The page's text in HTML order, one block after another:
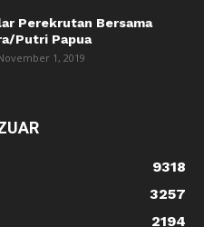
Perekrutan Bersama
Putri Papua
1, 2019
9318
3257
2194